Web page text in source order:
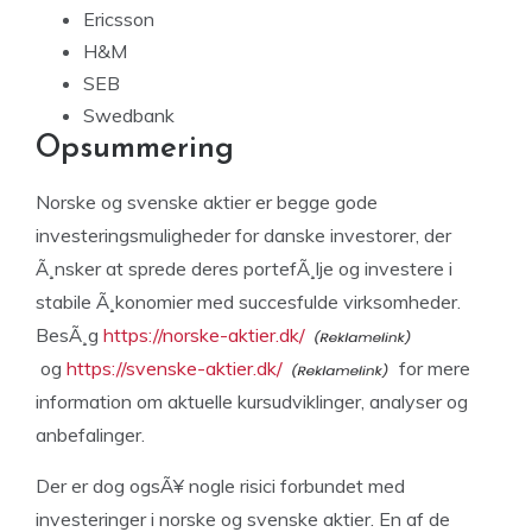
Ericsson
H&M
SEB
Swedbank
Opsummering
Norske og svenske aktier er begge gode
investeringsmuligheder for danske investorer, der
Ã¸nsker at sprede deres portefÃ¸lje og investere i
stabile Ã¸konomier med succesfulde virksomheder.
BesÃ¸g https://norske-aktier.dk/
og https://svenske-aktier.dk/
for mere
information om aktuelle kursudviklinger, analyser og
anbefalinger.
Der er dog ogsÃ¥ nogle risici forbundet med
investeringer i norske og svenske aktier. En af de